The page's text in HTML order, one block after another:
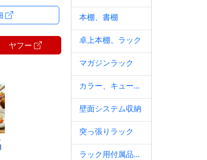
ヤフー
本棚、書棚
卓上本棚、ラック
マガジンラック
カラー、キューブボックス
壁面システム収納
突っ張りラック
ラック用付属品、パーツ